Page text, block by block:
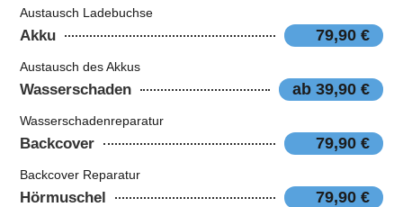
Austausch Ladebuchse
Akku 79,90 €
Austausch des Akkus
Wasserschaden ab 39,90 €
Wasserschadenreparatur
Backcover 79,90 €
Backcover Reparatur
Hörmuschel 79,90 €